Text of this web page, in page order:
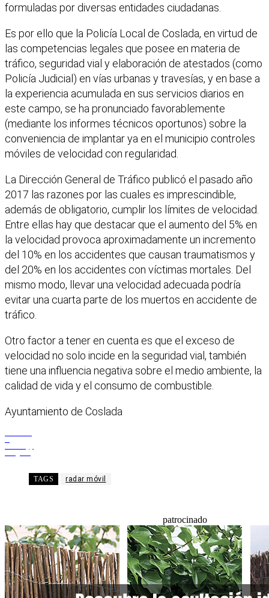
formuladas por diversas entidades ciudadanas.
Es por ello que la Policía Local de Coslada, en virtud de
las competencias legales que posee en materia de
tráfico, seguridad vial y elaboración de atestados (como
Policía Judicial) en vías urbanas y travesías, y en base a
la experiencia acumulada en sus servicios diarios en
este campo, se ha pronunciado favorablemente
(mediante los informes técnicos oportunos) sobre la
conveniencia de implantar ya en el municipio controles
móviles de velocidad con regularidad.
La Dirección General de Tráfico publicó el pasado año
2017 las razones por las cuales es imprescindible,
además de obligatorio, cumplir los límites de velocidad.
Entre ellas hay que destacar que el aumento del 5% en
la velocidad provoca aproximadamente un incremento
del 10% en los accidentes que causan traumatismos y
del 20% en los accidentes con víctimas mortales. Del
mismo modo, llevar una velocidad adecuada podría
evitar una cuarta parte de los muertos en accidente de
tráfico.
Otro factor a tener en cuenta es que el exceso de
velocidad no solo incide en la seguridad vial, también
tiene una influencia negativa sobre el medio ambiente, la
calidad de vida y el consumo de combustible.
Ayuntamiento de Coslada
TAGS radar móvil
patrocinado